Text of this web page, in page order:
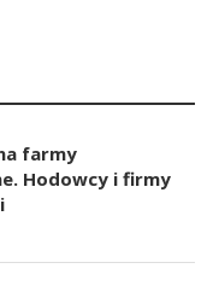
farmy
Hodowcy i firmy